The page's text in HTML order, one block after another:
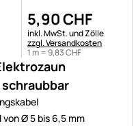
Ø 5 bis 6,5 mm
5,90CHF
Steuerhinweis:
inkl. MwSt. und Zölle
zzgl. Versandkosten
1 m =9,83CHF